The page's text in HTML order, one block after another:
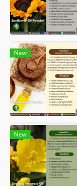
New
New